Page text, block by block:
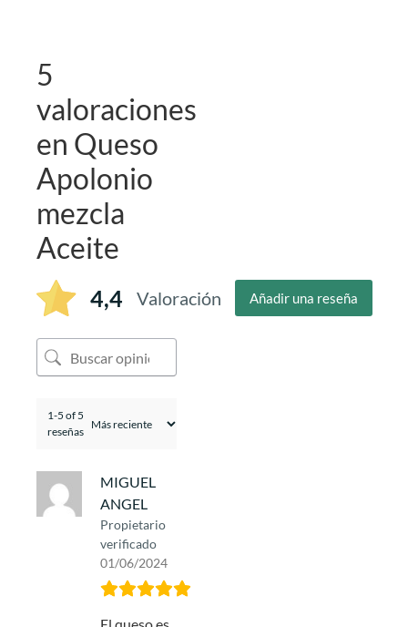
5
valoraciones
en Queso
Apolonio
mezcla
Aceite
4,4 Valoración Añadir una reseña
1-5 of 5
reseñas
MIGUEL
ANGEL
Propietario
verificado
01/06/2024